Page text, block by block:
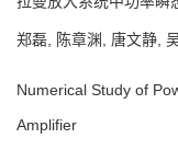
郑磊, 陈章渊, 唐文静,
Numerical Study of
Amplifier